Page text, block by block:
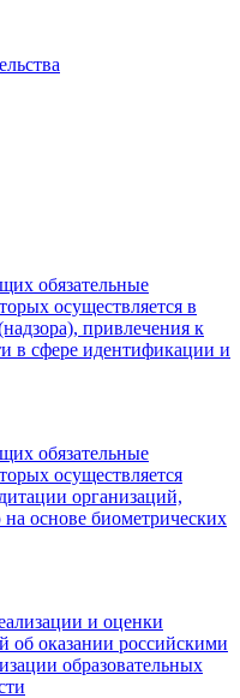
обязательные
осуществляется в
привлечения к
в сфере идентификации и
обязательные
осуществляется
организаций,
основе биометрических
и оценки
об оказании российскими
образовательных